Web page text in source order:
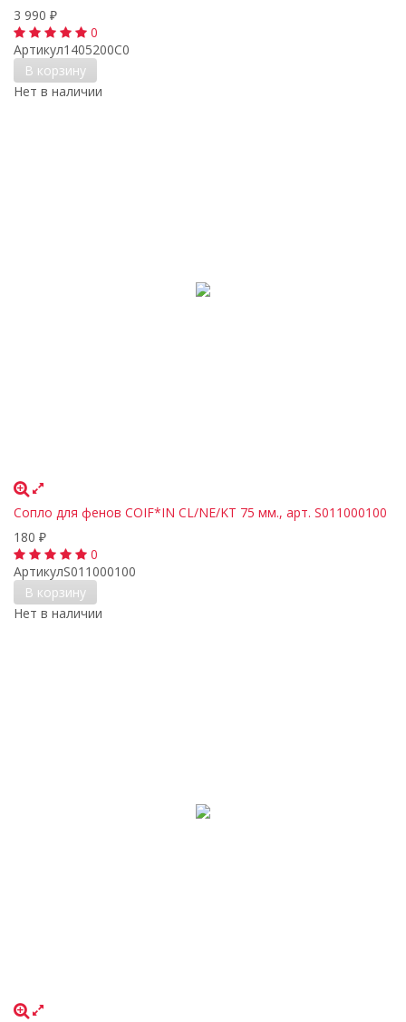
3 990 ₽
0
Артикул1405200C0
В корзину
Нет в наличии
Сопло для фенов COIF*IN CL/NE/KT 75 мм., арт. S011000100
180 ₽
0
АртикулS011000100
В корзину
Нет в наличии